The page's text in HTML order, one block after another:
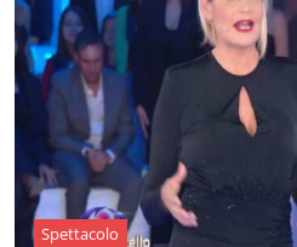
Spettacolo